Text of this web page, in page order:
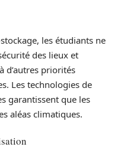
les étudiants ne
des lieux et
d’autres priorités
Les technologies de
garantissent que les
aléas climatiques.